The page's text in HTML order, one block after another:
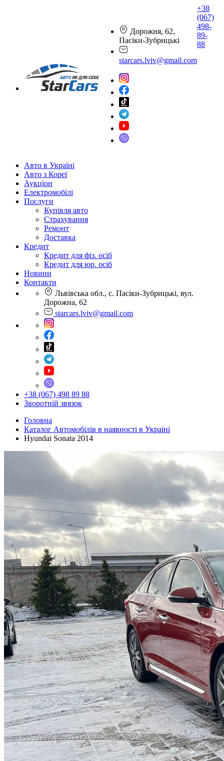
Дорожня, 62,
Пасіки-Зубрицькі
starcars.lviv@gmail.com
+38
(067)
498-
89-
88
Авто в Україні
Авто з Кореї
Аукціон
Електромобілі
Послуги
Купівля авто
Страхування
Ремонт
Доставка
Кредит
Кредит для фіз. осіб
Кредит для юр. осіб
Новини
Контакти
Львівська обл., с. Пасіки-Зубрицькі, вул.
Дорожна, 62
starcars.lviv@gmail.com
+38 (067) 498 89 88
Зворотній звязок
Головна
Каталог Автомобілів в наявності в Україні
Hyundai Sonata 2014